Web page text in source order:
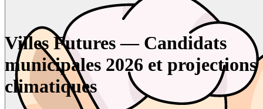
Villes Futures — Candidats
municipales 2026 et projections
climatiques